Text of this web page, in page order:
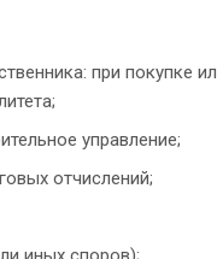
при покупке
управление;
отчислений;